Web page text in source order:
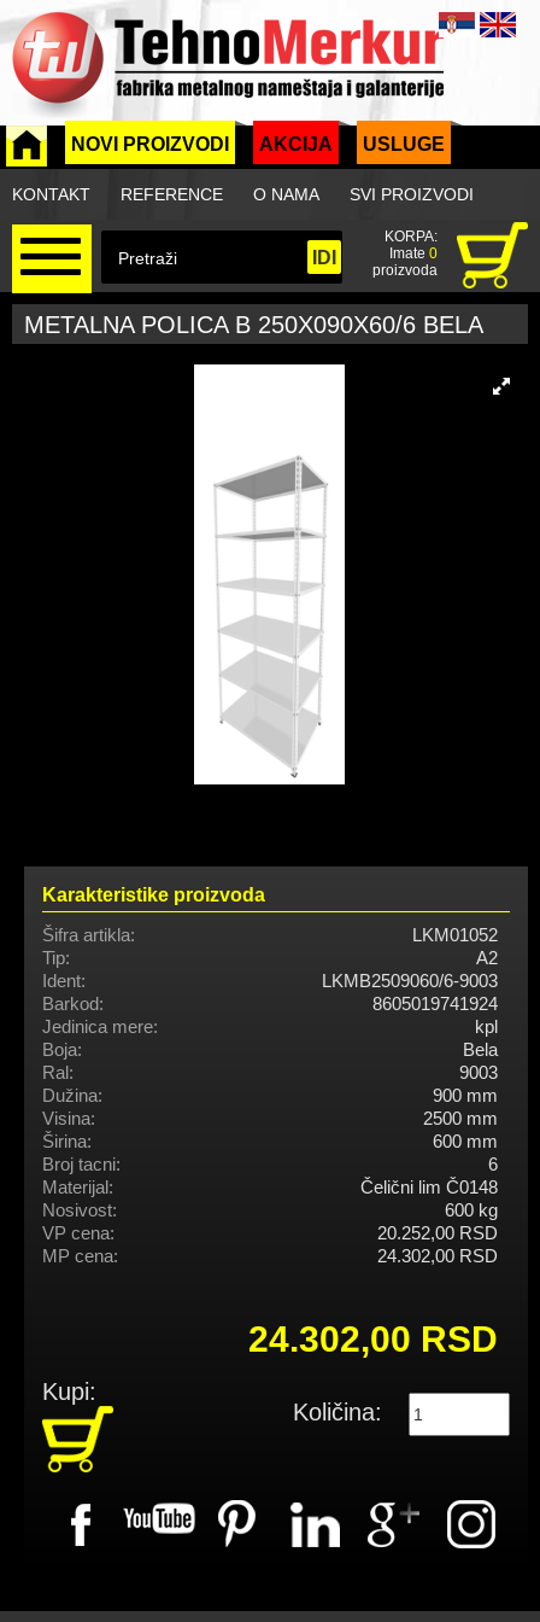
NOVI PROIZVODI AKCIJA USLUGE
KONTAKT REFERENCE O NAMA SVI PROIZVODI
KORPA:
Imate 0
proizvoda
METALNA POLICA B 250X090X60/6 BELA
Karakteristike proizvoda
Šifra artikla:
LKM01052
Tip:
A2
Ident:
LKMB2509060/6-9003
Barkod:
8605019741924
Jedinica mere:
kpl
Boja:
Bela
Ral:
9003
Dužina:
900 mm
Visina:
2500 mm
Širina:
600 mm
Broj tacni:
6
Materijal:
Čelični lim Č0148
Nosivost:
600 kg
VP cena:
20.252,00 RSD
MP cena:
24.302,00 RSD
24.302,00 RSD
Kupi:
Količina: